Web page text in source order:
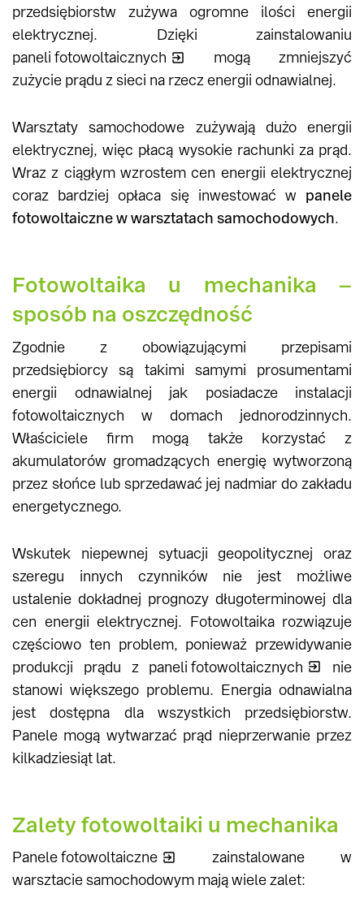
przedsiębiorstw zużywa ogromne ilości energii
elektrycznej. Dzięki zainstalowaniu
paneli fotowoltaicznych
mogą zmniejszyć
zużycie prądu z sieci na rzecz energii odnawialnej.
Warsztaty samochodowe zużywają dużo energii
elektrycznej, więc płacą wysokie rachunki za prąd.
Wraz z ciągłym wzrostem cen energii elektrycznej
coraz bardziej opłaca się inwestować w panele
fotowoltaiczne w warsztatach samochodowych.
Fotowoltaika u mechanika –
sposób na oszczędność
Zgodnie z obowiązującymi przepisami
przedsiębiorcy są takimi samymi prosumentami
energii odnawialnej jak posiadacze instalacji
fotowoltaicznych w domach jednorodzinnych.
Właściciele firm mogą także korzystać z
akumulatorów gromadzących energię wytworzoną
przez słońce lub sprzedawać jej nadmiar do zakładu
energetycznego.
Wskutek niepewnej sytuacji geopolitycznej oraz
szeregu innych czynników nie jest możliwe
ustalenie dokładnej prognozy długoterminowej dla
cen energii elektrycznej. Fotowoltaika rozwiązuje
częściowo ten problem, ponieważ przewidywanie
produkcji prądu z paneli fotowoltaicznych
nie
stanowi większego problemu. Energia odnawialna
jest dostępna dla wszystkich przedsiębiorstw.
Panele mogą wytwarzać prąd nieprzerwanie przez
kilkadziesiąt lat.
Zalety fotowoltaiki u mechanika
Panele fotowoltaiczne
zainstalowane w
warsztacie samochodowym mają wiele zalet: